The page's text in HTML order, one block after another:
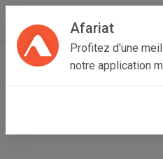
Afariat
Profitez d'une
notre application
Accueil Maisons et enfants
chaises de camping